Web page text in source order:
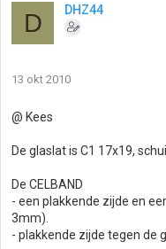
D DHZ44
13 okt 2010
@ Kees
De glaslat is C1 17x19,
De CELBAND
- een plakkende zijde en
3mm).
- plakkende zijde tegen de